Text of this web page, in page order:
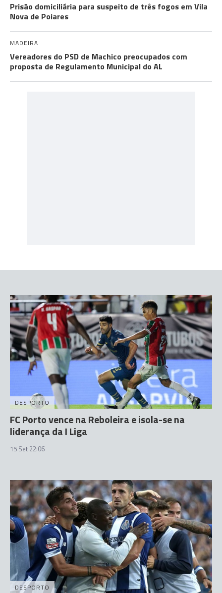
Prisão domiciliária para suspeito de três fogos em Vila
Nova de Poiares
MADEIRA
Vereadores do PSD de Machico preocupados com
proposta de Regulamento Municipal do AL
DESPORTO
FC Porto vence na Reboleira e isola-se na
liderança da I Liga
15 Set 22:06
DESPORTO